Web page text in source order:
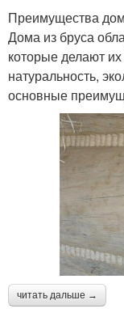
Преимущества
Дома из бруса
которые делают
натуральность,
основные
читать дальше →